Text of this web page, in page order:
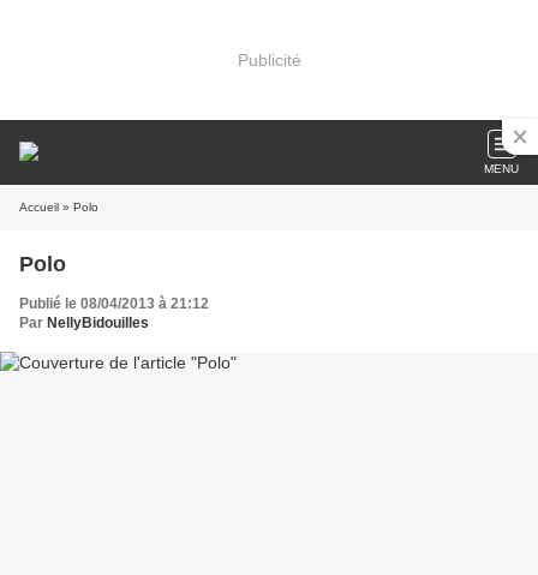
Publicité
MENU
Accueil » Polo
Polo
Publié le 08/04/2013 à 21:12
Par NellyBidouilles